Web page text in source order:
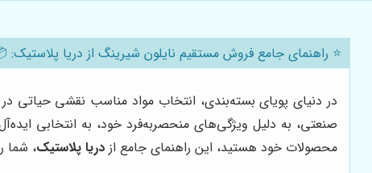
⭐️ راهنمای جامع فروش مستقیم نایلون شیرینگ از دریا پلاستیک:
در دنیای پویای بسته‌بندی، انتخاب مواد مناسب نقشی حیاتی
صنعتی، به دلیل ویژگی‌های منحصربه‌فرد خود، به انتخابی
محصولات خود هستید، این راهنمای جامع از دریا پلاستیک، شما